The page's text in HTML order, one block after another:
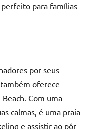
para famílias
por seus
oferece
Com uma
calmas, é uma praia
e assistir ao pôr